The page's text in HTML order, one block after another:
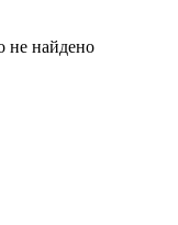
не найдено